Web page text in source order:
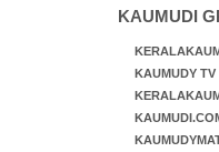
KAUMUDI
KAUMUDY TV